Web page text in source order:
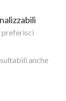
preferisci
anche